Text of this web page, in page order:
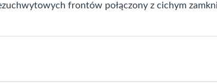
frontów połączony z cichym